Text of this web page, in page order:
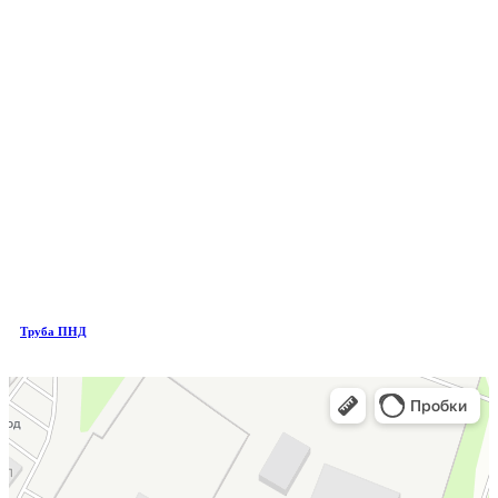
Труба ПНД